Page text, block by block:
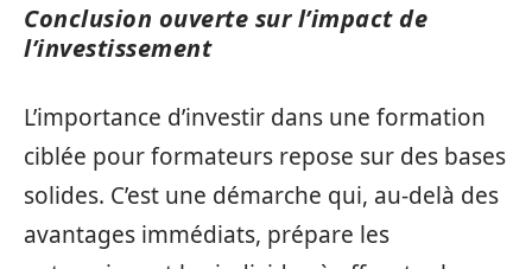
Conclusion ouverte sur l’impact de
l’investissement
L’importance d’investir dans une formation
ciblée pour formateurs repose sur des bases
solides. C’est une démarche qui, au-delà des
avantages immédiats, prépare les